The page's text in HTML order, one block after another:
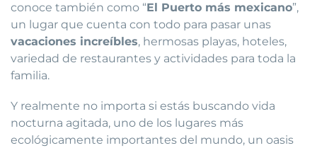
conoce también como “El Puerto más mexicano”,
un lugar que cuenta con todo para pasar unas
vacaciones increíbles, hermosas playas, hoteles,
variedad de restaurantes y actividades para toda la
familia.
Y realmente no importa si estás buscando vida
nocturna agitada, uno de los lugares más
ecológicamente importantes del mundo, un oasis